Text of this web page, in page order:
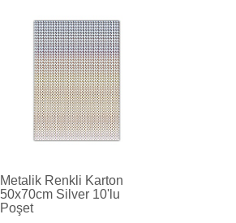
Metalik Renkli Karton
50x70cm Silver 10'lu
Poşet